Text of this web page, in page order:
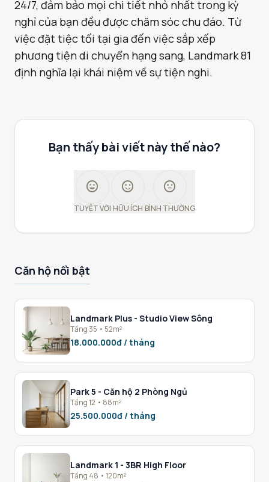
24/7, đảm bảo mọi chi tiết nhỏ nhất trong kỳ
nghỉ của bạn đều được chăm sóc chu đáo. Từ
việc đặt tiệc tối tại gia đến việc sắp xếp
phương tiện di chuyển hạng sang, Landmark 81
định nghĩa lại khái niệm về sự tiện nghi.
Bạn thấy bài viết này thế nào?
sentiment_very_satisfied
TUYỆT VỜI
sentiment_satisfied
HỮU ÍCH
sentiment_neutral
BÌNH THƯỜNG
Căn hộ nổi bật
Landmark Plus - Studio View Sông
Tầng 35 • 52m²
18.000.000đ / tháng
Park 5 - Căn hộ 2 Phòng Ngủ
Tầng 12 • 88m²
25.500.000đ / tháng
Landmark 1 - 3BR High Floor
Tầng 48 • 120m²